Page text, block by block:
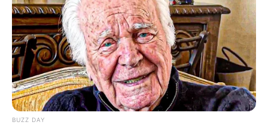
BUZZ DAY